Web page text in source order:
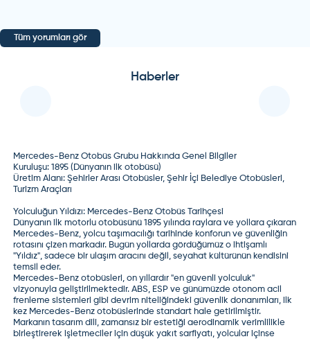
Tüm yorumları gör
Haberler
Mercedes-Benz Otobüs Grubu Hakkında Genel Bilgiler
Kuruluşu: 1895 (Dünyanın ilk otobüsü)
Üretim Alanı: Şehirler Arası Otobüsler, Şehir İçi Belediye Otobüsleri,
Turizm Araçları
Yolculuğun Yıldızı: Mercedes-Benz Otobüs Tarihçesi
Dünyanın ilk motorlu otobüsünü 1895 yılında raylara ve yollara çıkaran
Mercedes-Benz, yolcu taşımacılığı tarihinde konforun ve güvenliğin
rotasını çizen markadır. Bugün yollarda gördüğümüz o ihtişamlı
"Yıldız", sadece bir ulaşım aracını değil, seyahat kültürünün kendisini
temsil eder.
Mercedes-Benz otobüsleri, on yıllardır "en güvenli yolculuk"
vizyonuyla geliştirilmektedir. ABS, ESP ve günümüzde otonom acil
frenleme sistemleri gibi devrim niteliğindeki güvenlik donanımları, ilk
kez Mercedes-Benz otobüslerinde standart hale getirilmiştir.
Markanın tasarım dili, zamansız bir estetiği aerodinamik verimlilikle
birleştirerek işletmeciler için düşük yakıt sarfiyatı, yolcular içinse